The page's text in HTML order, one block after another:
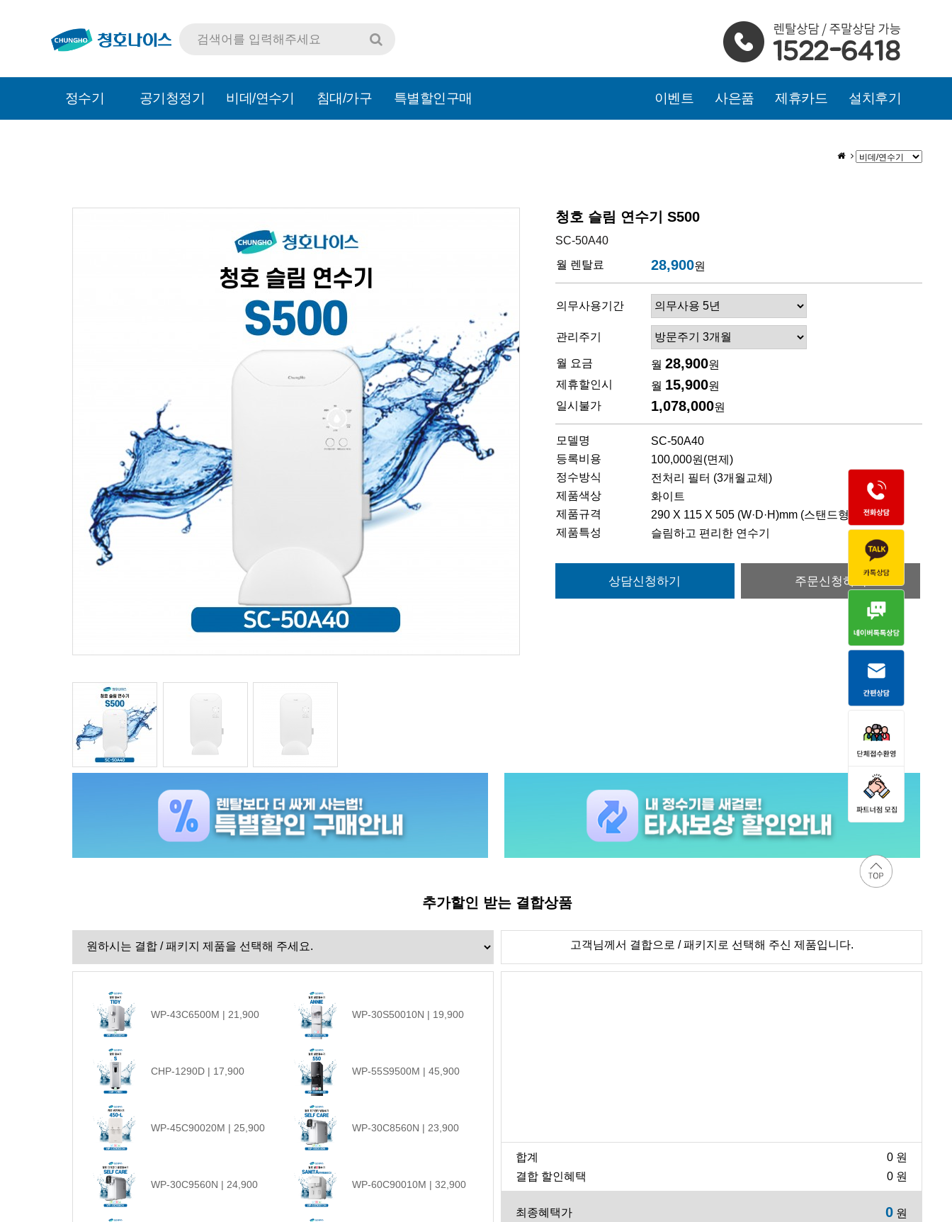
정수기 공기청정기 비데/연수기 침대/가구 특별할인구매 이벤트 사은품 제휴카드 설치후기
청호 슬림 연수기 S500
SC-50A40
월 렌탈료
28,900원
의무사용기간
관리주기
월 요금 월 28,900원
제휴할인시
월 15,900원
일시불가
1,078,000원
모델명
SC-50A40
등록비용
100,000원(면제)
정수방식
전처리 필터 (3개월교체)
제품색상
화이트
제품규격
290 X 115 X 505 (W·D·H)mm (스탠드형 제외)
제품특성
슬림하고 편리한 연수기
추가할인 받는 결합상품
WP-43C6500M | 21,900 WP-30S50010N | 19,900
CHP-1290D | 17,900 WP-55S9500M | 45,900
WP-45C90020M | 25,900 WP-30C8560N | 23,900
WP-30C9560N | 24,900 WP-60C90010M | 32,900
고객님께서 결합으로 / 패키지로 선택해 주신 제품입니다.
합계 0 원
결합 할인혜택
0 원
최종혜택가 0 원